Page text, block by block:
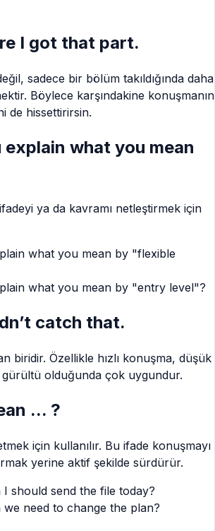
I got that part.
sadece bir bölüm takıldığında daha
Böylece karşındakine konuşmanın
de hissettirirsin.
explain what you mean
ya da kavramı netleştirmek için
what you mean by "flexible
what you mean by "entry level"?
catch that.
biridir. Özellikle hızlı konuşma, düşük
olduğunda çok uygundur.
... ?
için kullanılır. Bu ifade konuşmayı
yerine aktif şekilde sürdürür.
should send the file today?
we need to change the plan?